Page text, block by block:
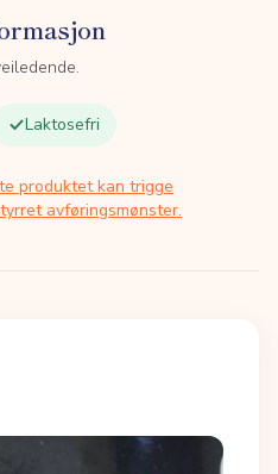
Laktosefri
produktet kan trigge
avføringsmønster.